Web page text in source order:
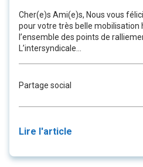
Cher(e)s Ami(e)s, Nous vous
pour votre très belle mobilisation
l’ensemble des points de
L’intersyndicale...
Partage social
Lire l'article